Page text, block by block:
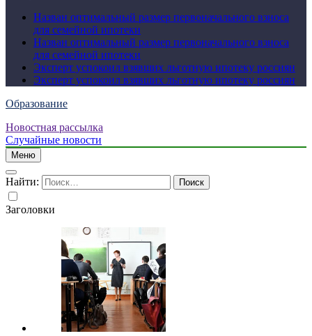
Назван оптимальный размер первоначального взноса
для семейной ипотеки
Назван оптимальный размер первоначального взноса
для семейной ипотеки
Эксперт успокоил взявших льготную ипотеку россиян
Эксперт успокоил взявших льготную ипотеку россиян
Образование
Новостная рассылка
Случайные новости
Меню
Найти:
Заголовки